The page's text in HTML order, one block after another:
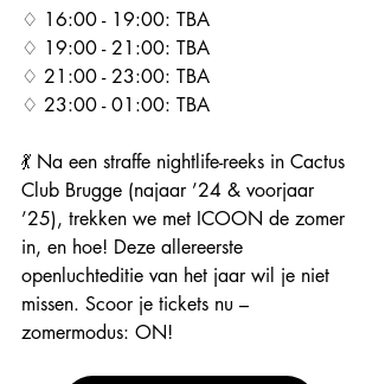
♢ 16:00 - 19:00: TBA
♢ 19:00 - 21:00: TBA
♢ 21:00 - 23:00: TBA
♢ 23:00 - 01:00: TBA
💃 Na een straffe nightlife-reeks in Cactus
Club Brugge (najaar ’24 & voorjaar
’25), trekken we met ICOON de zomer
in, en hoe! Deze allereerste
openluchteditie van het jaar wil je niet
missen. Scoor je tickets nu –
zomermodus: ON!